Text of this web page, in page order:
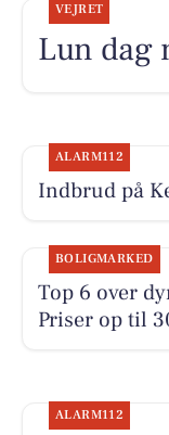
VEJRET
Lun dag
ALARM112
Indbrud på
BOLIGMARKED
Top 6 over
Priser op til
ALARM112